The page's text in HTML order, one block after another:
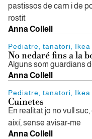
pastissos de carn i de
rostit
Anna Collell
Pediatre, tanatori, Ikea
No nedaré fins a la
Alguns som guardians
Anna Collell
Pediatre, tanatori, Ikea
Cuinetes
En realitat jo no vull
així, sense avisar-me
Anna Collell